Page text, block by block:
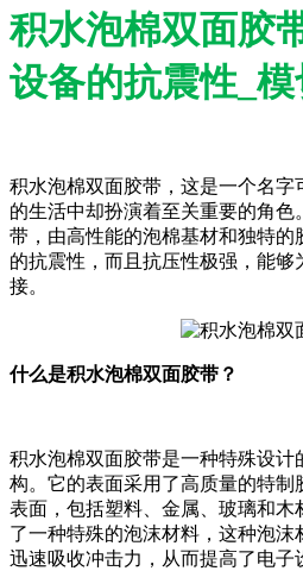
积水泡棉双面胶
设备的抗震性_
积水泡棉双面胶带，这是一个名字
的生活中却扮演着至关重要的角
带，由高性能的泡棉基材和独特
的抗震性，而且抗压性极强，能
接。
什么是积水泡棉双面胶带？
积水泡棉双面胶带是一种特殊设计
构。它的表面采用了高质量的特制
表面，包括塑料、金属、玻璃和木
了一种特殊的泡沫材料，这种泡沫
迅速吸收冲击力，从而提高了电子